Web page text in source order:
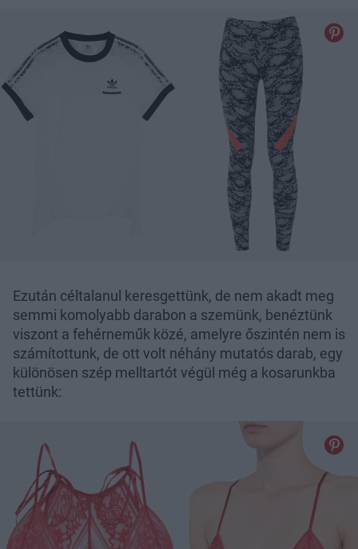
Ezután céltalanul keresgettünk, de nem akadt meg
semmi komolyabb darabon a szemünk, benéztünk
viszont a fehérneműk közé, amelyre őszintén nem is
számítottunk, de ott volt néhány mutatós darab, egy
különösen szép melltartót végül még a kosarunkba
tettünk: